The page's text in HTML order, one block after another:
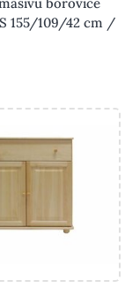
155/109/42 cm /